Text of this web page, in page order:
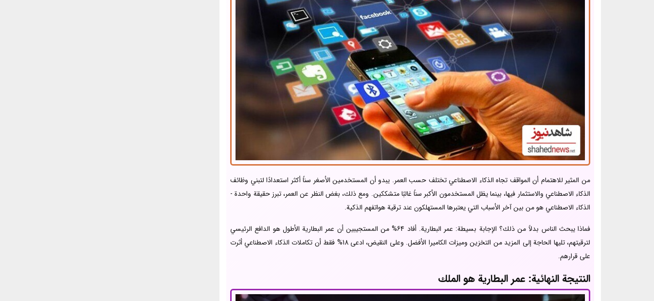
من المثير للاهتمام أن المواقف تجاه الذكاء الاصطناعي تختلف حسب العمر. يبدو أن المستخدمين الأصغر سناً أكثر استعدادًا لتبني وظائف
الذكاء الاصطناعي والاستثمار فيها، بينما يظل المستخدمون الأكبر سناً غالبًا متشككين. ومع ذلك، بغض النظر عن العمر، تبرز حقيقة واحدة -
الذكاء الاصطناعي هو من بين آخر الأسباب التي يعتبرها المستهلكون عند ترقية هواتفهم الذكية.
فماذا يبحث الناس بدلاً من ذلك؟ الإجابة بسيطة: عمر البطارية. أفاد 64% من المستجيبين أن عمر البطارية الأطول هو الدافع الرئيسي
لترقيتهم، تليها الحاجة إلى المزيد من التخزين وميزات الكاميرا الأفضل. وعلى النقيض، ادعى 18% فقط أن تكاملات الذكاء الاصطناعي أثرت
على قرارهم.
النتيجة النهائية: عمر البطارية هو الملك